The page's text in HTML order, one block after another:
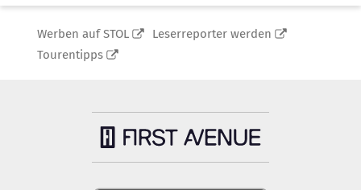
Werben auf STOL
Leserreporter werden
Tourentipps